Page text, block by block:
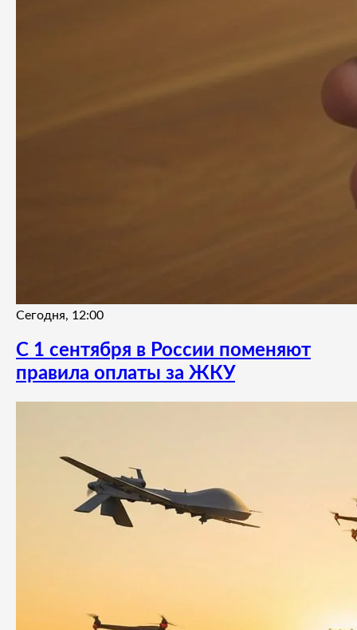
Сегодня, 12:00
С 1 сентября в России поменяют
правила оплаты за ЖКУ